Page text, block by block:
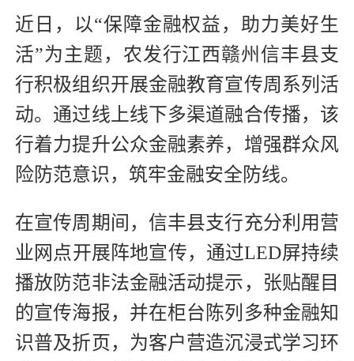
近日，以“保障金融权益，助力美好生
活”为主题，农发行江西赣州信丰县支
行积极组织开展金融教育宣传周系列活
动。通过线上线下多渠道融合传播，该
行着力提升公众金融素养，增强群众风
险防范意识，筑牢金融安全防线。
在宣传周期间，信丰县支行充分利用营
业网点开展阵地宣传，通过LED屏持续
播放防范非法金融活动提示，张贴醒目
的宣传海报，并在柜台陈列多种金融知
识普及折页，为客户营造沉浸式学习环